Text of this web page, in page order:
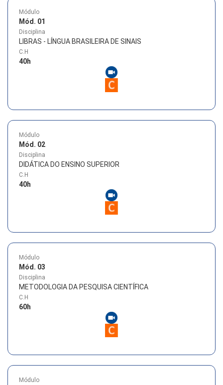
Módulo
Mód. 01
Disciplina
LIBRAS - LÍNGUA BRASILEIRA DE SINAIS
C.H
40h
Módulo
Mód. 02
Disciplina
DIDÁTICA DO ENSINO SUPERIOR
C.H
40h
Módulo
Mód. 03
Disciplina
METODOLOGIA DA PESQUISA CIENTÍFICA
C.H
60h
Módulo